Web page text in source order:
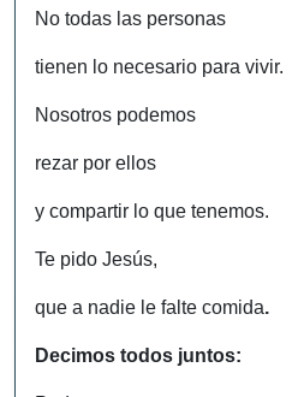
No todas las personas
tienen lo necesario para vivir.
Nosotros podemos
rezar por ellos
y compartir lo que tenemos.
Te pido Jesús,
que a nadie le falte comida.
Decimos todos juntos: